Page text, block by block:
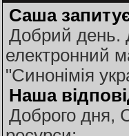
Саша
Добрий день.
електронний
"Синонімія
Наша
Доброго дня,